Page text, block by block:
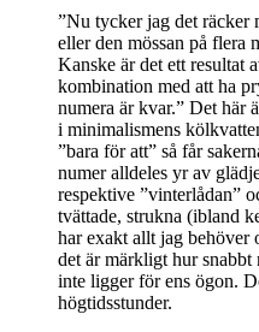
”Nu tycker jag det räcker
eller den mössan på flera
Kanske är det ett resultat
kombination med att ha
numera är kvar.” Det här
i minimalismens
”bara för att” så får
numer alldeles yr av
respektive ”vinterlådan”
tvättade, strukna (ibland
har exakt allt jag behöver
det är märkligt hur snabbt
inte ligger för ens ögon.
högtidsstunder.